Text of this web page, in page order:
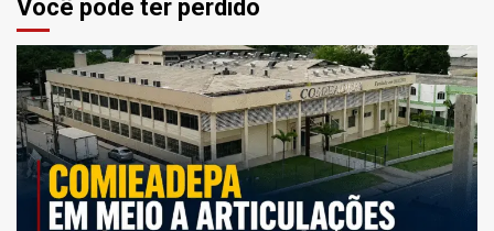
Você pode ter perdido